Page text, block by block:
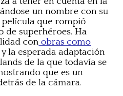
un nombre con su
película que rompió
de superhéroes. Ha
con obras como
y la esperada adaptación
de la que todavía se
que es un
de la cámara.